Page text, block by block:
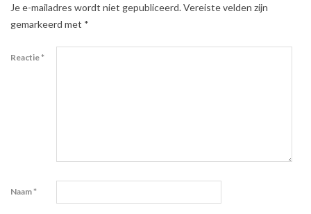
Je e-mailadres wordt niet gepubliceerd.Vereiste velden zijn
gemarkeerd met *
Reactie*
Naam*